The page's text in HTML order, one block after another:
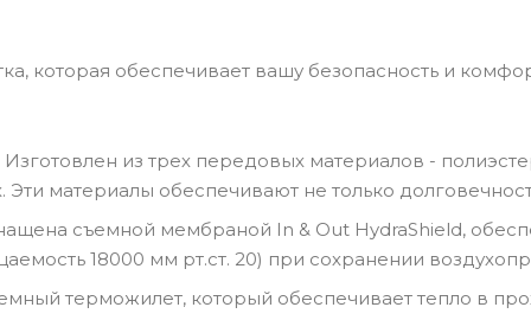
которая обеспечивает вашу безопасность и
из трех передовых материалов -
Эти материалы обеспечивают не только
съемной мембраной In & Out HydraShield,
18000 мм рт.ст. 20) при сохранении
терможилет, который обеспечивает тепло в